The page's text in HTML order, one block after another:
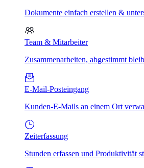
Dokumente einfach erstellen &
Team & Mitarbeiter
Zusammenarbeiten, abgestimmt
E-Mail-Posteingang
Kunden-E-Mails an einem Ort
Zeiterfassung
Stunden erfassen und Produktivität